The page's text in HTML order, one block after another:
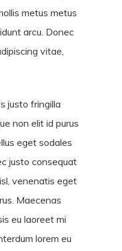
metus metus
arcu. Donec
vitae,
justo fringilla
non elit id purus
eget sodales
justo consequat
venenatis eget
Maecenas
eu laoreet mi
lorem eu